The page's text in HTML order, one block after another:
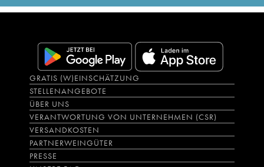
GRATIS (W)EINSCHÄTZUNG
STELLENANGEBOTE
ÜBER UNS
VERANTWORTUNG VON UNTERNEHMEN (CSR)
VERSANDKOSTEN
PARTNERWEINGÜTER
PRESSE